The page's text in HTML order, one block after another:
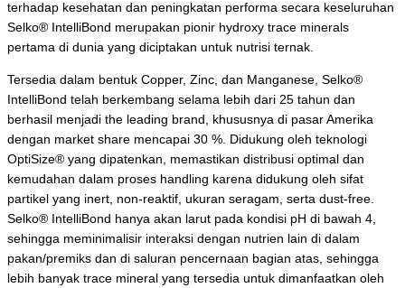
terhadap kesehatan dan peningkatan performa secara keseluruhan
Selko® IntelliBond merupakan pionir hydroxy trace minerals
pertama di dunia yang diciptakan untuk nutrisi ternak.
Tersedia dalam bentuk Copper, Zinc, dan Manganese, Selko®
IntelliBond telah berkembang selama lebih dari 25 tahun dan
berhasil menjadi the leading brand, khususnya di pasar Amerika
dengan market share mencapai 30 %. Didukung oleh teknologi
OptiSize® yang dipatenkan, memastikan distribusi optimal dan
kemudahan dalam proses handling karena didukung oleh sifat
partikel yang inert, non-reaktif, ukuran seragam, serta dust-free.
Selko® IntelliBond hanya akan larut pada kondisi pH di bawah 4,
sehingga meminimalisir interaksi dengan nutrien lain di dalam
pakan/premiks dan di saluran pencernaan bagian atas, sehingga
lebih banyak trace mineral yang tersedia untuk dimanfaatkan oleh